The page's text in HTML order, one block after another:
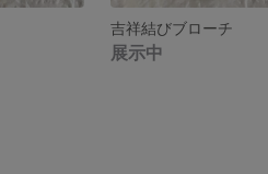
吉祥結びブローチ
展示中